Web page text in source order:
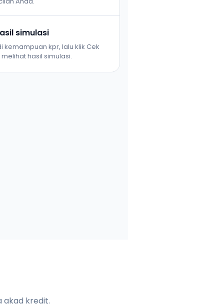
simulasi
kemampuan kpr, lalu klik Cek
hasil simulasi.
akad kredit.